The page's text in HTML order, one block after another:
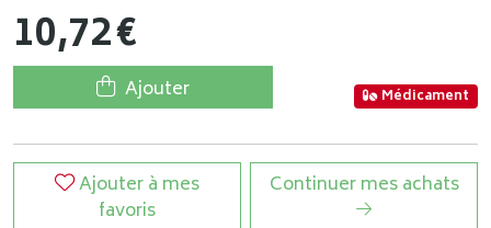
10,72€
Ajouter Médicament
Ajouter à mes
favoris
Continuer mes achats